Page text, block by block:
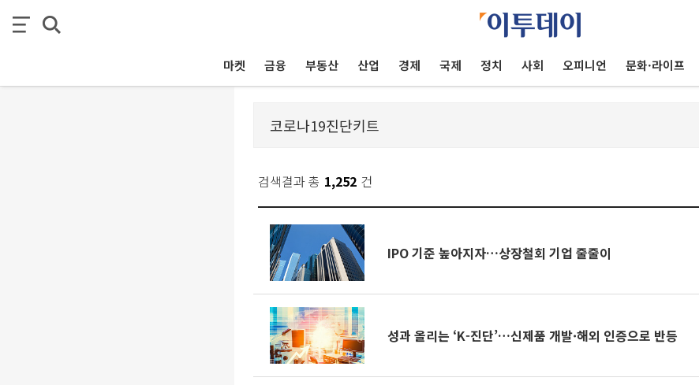
마켓 금융 부동산 산업 경제 국제 정치 사회 오피니언 문화·라이프
검색결과 총 1,252 건
IPO 기준 높아지자…상장철회 기업 줄줄이
성과 올리는 ‘K-진단’…신제품 개발·해외 인증으로 반등